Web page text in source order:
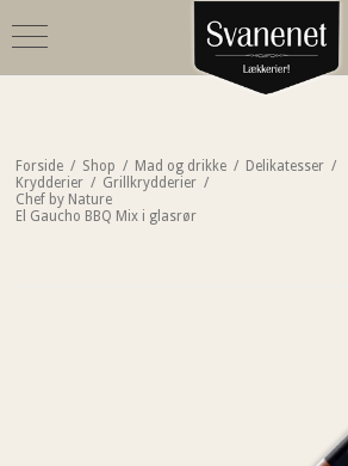
Forside / Shop / Mad og drikke / Delikatesser /
Krydderier / Grillkrydderier /
Chef by Nature
El Gaucho BBQ Mix i glasrør